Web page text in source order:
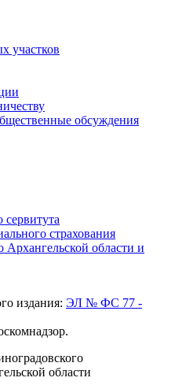
участков
обсуждения
страхования
области и
издания: ЭЛ № ФС 77 -
области